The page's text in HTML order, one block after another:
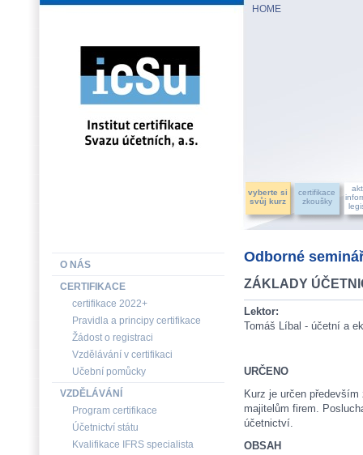
HOME
vyberte si
svůj kurz
certifikace
zkoušky
Odborné
ZÁKLADY
Lektor:
Tomáš Líbal - účetní a
URČENO
Kurz je určen
majitelům firem.
účetnictví.
OBSAH
O NÁS
CERTIFIKACE
certifikace 2022+
Pravidla a principy certifikace
Žádost o registraci
Vzdělávání v certifikaci
Učební pomůcky
VZDĚLÁVÁNÍ
Program certifikace
Účetnictví státu
Kvalifikace IFRS specialista